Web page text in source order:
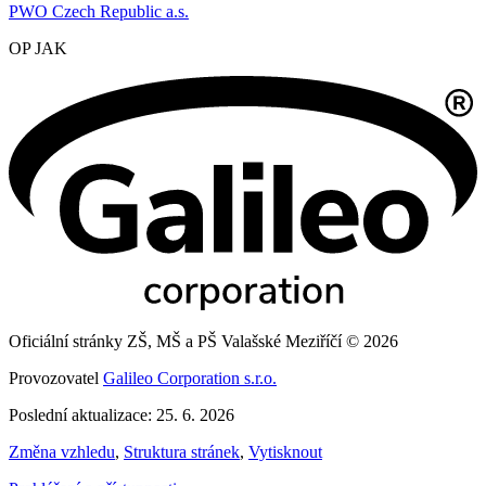
PWO Czech Republic a.s.
OP JAK
Oficiální stránky ZŠ, MŠ a PŠ Valašské Meziříčí © 2026
Provozovatel Galileo Corporation s.r.o.
Poslední aktualizace: 25. 6. 2026
Změna vzhledu, Struktura stránek, Vytisknout